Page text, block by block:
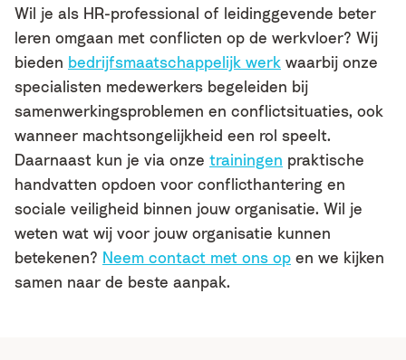
Wil je als HR-professional of leidinggevende beter
leren omgaan met conflicten op de werkvloer? Wij
bieden bedrijfsmaatschappelijk werk waarbij onze
specialisten medewerkers begeleiden bij
samenwerkingsproblemen en conflictsituaties, ook
wanneer machtsongelijkheid een rol speelt.
Daarnaast kun je via onze trainingen praktische
handvatten opdoen voor conflicthantering en
sociale veiligheid binnen jouw organisatie. Wil je
weten wat wij voor jouw organisatie kunnen
betekenen? Neem contact met ons op en we kijken
samen naar de beste aanpak.